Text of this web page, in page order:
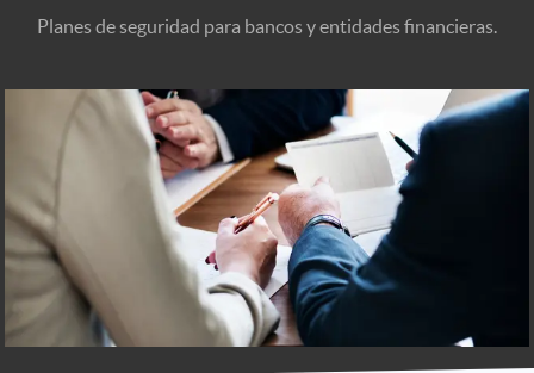
Planes de seguridad para bancos y entidades financieras.